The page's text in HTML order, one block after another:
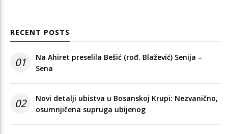
RECENT POSTS
01
Na Ahiret preselila Bešić (rođ. Blažević) Senija –
Sena
02
Novi detalji ubistva u Bosanskoj Krupi: Nezvanično,
osumnjičena supruga ubijenog